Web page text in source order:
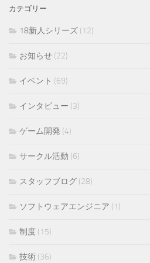
カテゴリー
18新人シリーズ (12)
お知らせ (22)
イベント (69)
インタビュー (3)
ゲーム開発 (4)
サークル活動 (6)
スタッフブログ (28)
ソフトウェアエンジニア (1)
制度 (15)
技術 (36)